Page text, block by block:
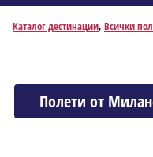
Каталог дестинации, Всички
Полети от